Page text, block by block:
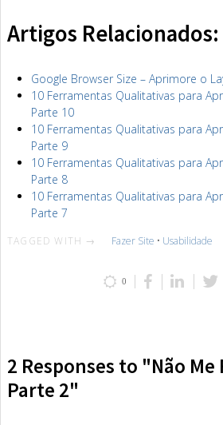
Artigos Relacionados:
Google Browser Size – Aprimore o
10 Ferramentas Qualitativas para
Parte 10
10 Ferramentas Qualitativas para
Parte 9
10 Ferramentas Qualitativas para
Parte 8
10 Ferramentas Qualitativas para
Parte 7
TAGGED WITH → Fazer Site • Usabilidade
0
2 Responses to "Não Me
Parte 2"